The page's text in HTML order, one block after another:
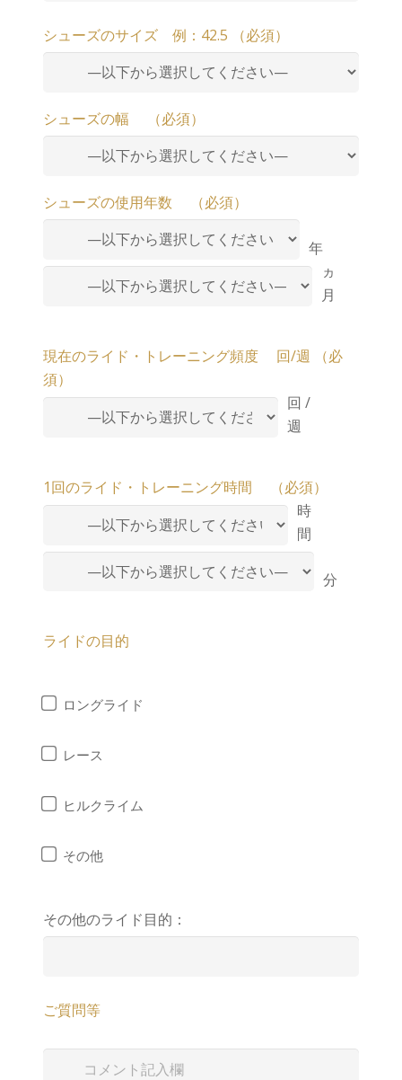
シューズのサイズ 例：42.5 （必須）
シューズの幅 （必須）
シューズの使用年数 （必須）
年
ヵ
月
現在のライド・トレーニング頻度 回/週 （必
須）
回 /
週
1回のライド・トレーニング時間 （必須）
時
間
分
ライドの目的
ロングライド
レース
ヒルクライム
その他
その他のライド目的：
ご質問等